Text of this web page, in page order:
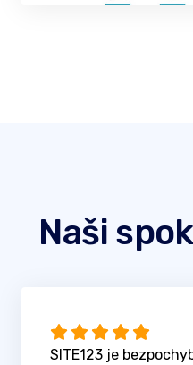
Naši
SITE123 je